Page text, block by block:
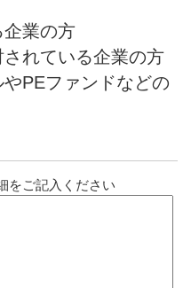
業の方
れている企業の方
PEファンドなどの
をご記入ください